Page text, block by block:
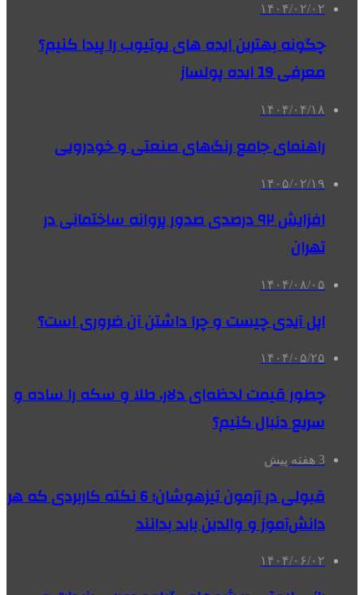
۱۴۰۴/۰۲/۰۲
چگونه بهترین ایده های یوتیوب را پیدا کنیم؟
معرفی 19 ایده پولساز
۱۴۰۴/۰۴/۱۸
راهنمای جامع رنگ‌های صنعتی و خودرویی
۱۴۰۵/۰۲/۱۹
افزایش ۹۲ درصدی صدور پروانه ساختمانی در
تهران
۱۴۰۴/۰۸/۰۵
اپل آیدی چیست و چرا داشتن آن ضروری است؟
۱۴۰۴/۰۵/۲۵
چطور قیمت لحظه‌ای دلار، طلا و سکه را ساده و
سریع دنبال کنیم؟
3 هفته پیش
قبولی در آزمون تیزهوشان؛ 6 نکته کاربردی که هر
دانش‌آموز و والدین باید بدانند
۱۴۰۴/۰۶/۰۲